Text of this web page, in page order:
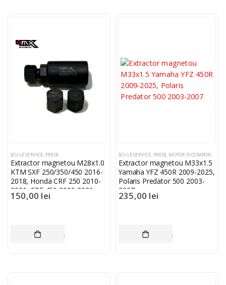
SCULE SERVICE PRESE
Extractor magnetou M28x1.0
KTM SXF 250/350/450 2016-
2018, Honda CRF 250 2010-
2021, CRF 450 2009-2021
150,00 lei
ADAUGĂ ÎN COȘ
SCULE SERVICE PRESE MOTOR SI COMPONENTE ATV YAMAHA
Extractor magnetou M33x1.5
Yamaha YFZ 450R 2009-2025,
Polaris Predator 500 2003-
2007
235,00 lei
ADAUGĂ ÎN COȘ